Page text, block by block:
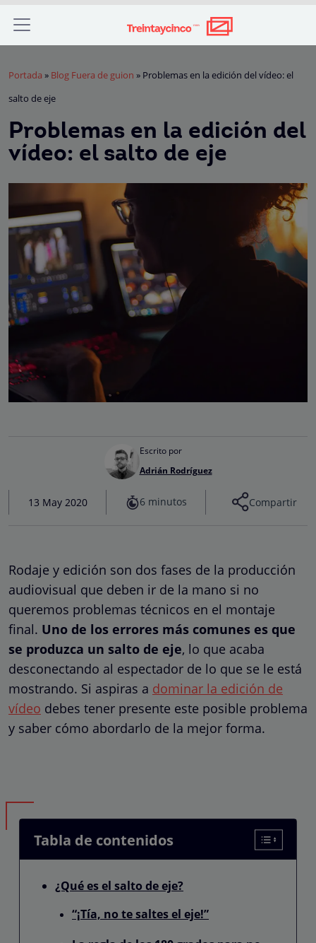
Portada » Blog Fuera de guion » Problemas en la edición del vídeo: el
salto de eje
Problemas en la edición del
vídeo: el salto de eje
Escrito por
Adrián Rodríguez
13 May 2020 6 minutos Compartir
Rodaje y edición son dos fases de la producción
audiovisual que deben ir de la mano si no
queremos problemas técnicos en el montaje
final. Uno de los errores más comunes es que
se produzca un salto de eje, lo que acaba
desconectando al espectador de lo que se le está
mostrando. Si aspiras a dominar la edición de
vídeo debes tener presente este posible problema
y saber cómo abordarlo de la mejor forma.
Tabla de contenidos
¿Qué es el salto de eje?
“¡Tía, no te saltes el eje!”